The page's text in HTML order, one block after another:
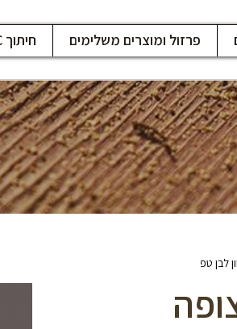
פרזול ומוצרים משלימים חיתוך CNC